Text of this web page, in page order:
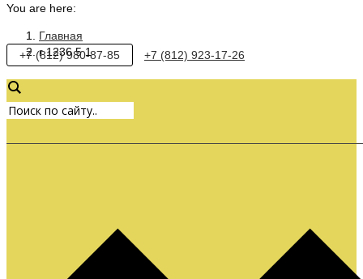
You are here:
Главная
r 1236 5 1
+7 (812) 980-87-85 +7 (812) 923-17-26